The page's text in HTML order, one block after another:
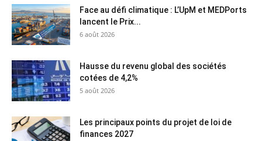
Face au défi climatique : L’UpM et MEDPorts
lancent le Prix...
6 août 2026
Hausse du revenu global des sociétés
cotées de 4,2%
5 août 2026
Les principaux points du projet de loi de
finances 2027